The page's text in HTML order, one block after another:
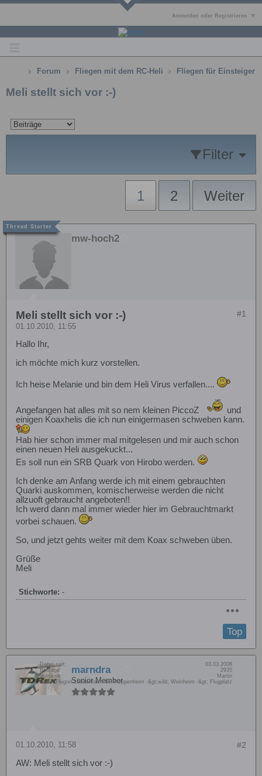
Anmelden oder Registrieren
Forum Fliegen mit dem RC-Heli Fliegen für Einsteiger
Meli stellt sich vor :-)
Filter
1 2 Weiter
mw-hoch2
#1
Meli stellt sich vor :-)
01.10.2010, 11:55
Hallo Ihr,
ich möchte mich kurz vorstellen.
Ich heise Melanie und bin dem Heli Virus verfallen....
Angefangen hat alles mit so nem kleinen PiccoZ
und
einigen Koaxhelis die ich nun einigermasen schweben kann.
Hab hier schon immer mal mitgelesen und mir auch schon
einen neuen Heli ausgekuckt...
Es soll nun ein SRB Quark von Hirobo werden.
Ich denke am Anfang werde ich mit einem gebrauchten
Quarki auskommen, komischerweise werden die nicht
allzuoft gebraucht angeboten!!
Ich werd dann mal immer wieder hier im Gebrauchtmarkt
vorbei schauen.
So, und jetzt gehts weiter mit dem Koax schweben üben.
Grüße
Meli
Stichworte: -
Top
marndra
Senior Member
Dabei seit:
03.03.2008
Beiträge:
2935
Vorname:
Martin
Wohn/Flugort:Laudenbach bei Heppenheim -&gt;wild; Weinheim -&gt; Flugplatz
#2
01.10.2010, 11:58
AW: Meli stellt sich vor :-)